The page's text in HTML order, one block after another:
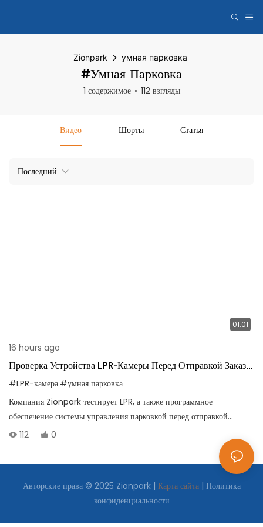
Zionpark умная парковка
#умная Парковка
1 содержимое 112 взгляды
Видео Шорты Статья
Последний
01:01
16 hours ago
Проверка Устройства LPR-Камеры Перед Отправкой Заказа
В Венгрию
#LPR-камера #умная парковка
Компания Zionpark тестирует LPR, а также программное
обеспечение системы управления парковкой перед отправкой
продукции венгерскому заказчику.
112 0
Авторские права © 2025 Zionpark | Карта сайта| Политика
конфиденциальности